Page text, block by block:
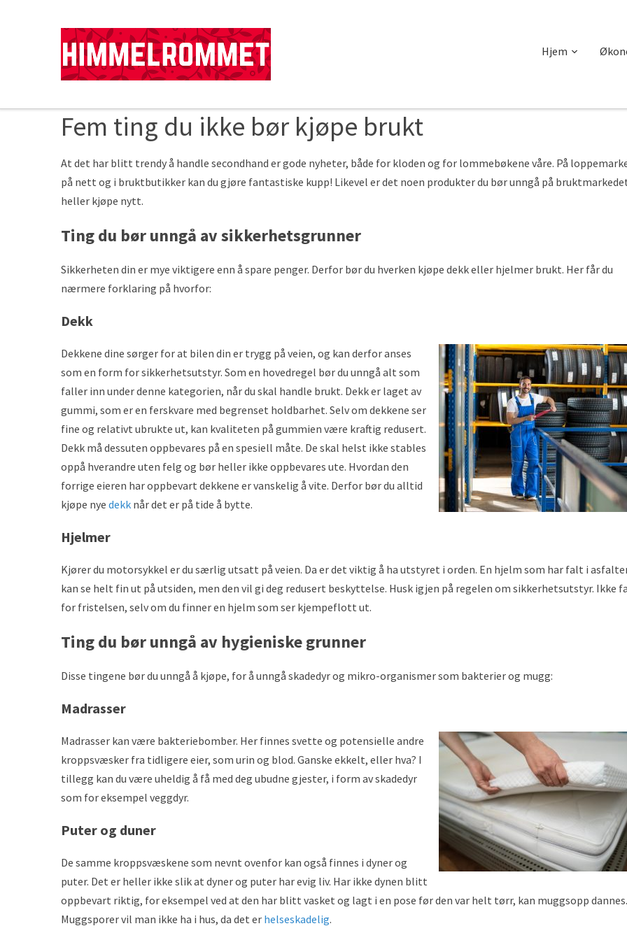
Hjem
Fem ting du ikke bør kjøpe brukt
At det har blitt trendy å handle secondhand er gode nyheter, både for kloden og for lommebøkene våre. På
på nett og i bruktbutikker kan du gjøre fantastiske kupp! Likevel er det noen produkter du bør unngå på
heller kjøpe nytt.
Ting du bør unngå av sikkerhetsgrunner
Sikkerheten din er mye viktigere enn å spare penger. Derfor bør du hverken kjøpe dekk eller hjelmer brukt. Her får du
nærmere forklaring på hvorfor:
Dekk
Dekkene dine sørger for at bilen din er trygg på veien, og kan derfor anses
som en form for sikkerhetsutstyr. Som en hovedregel bør du unngå alt som
faller inn under denne kategorien, når du skal handle brukt. Dekk er laget av
gummi, som er en ferskvare med begrenset holdbarhet. Selv om dekkene ser
fine og relativt ubrukte ut, kan kvaliteten på gummien være kraftig redusert.
Dekk må dessuten oppbevares på en spesiell måte. De skal helst ikke stables
oppå hverandre uten felg og bør heller ikke oppbevares ute. Hvordan den
forrige eieren har oppbevart dekkene er vanskelig å vite. Derfor bør du alltid
kjøpe nye dekk når det er på tide å bytte.
Hjelmer
Kjører du motorsykkel er du særlig utsatt på veien. Da er det viktig å ha utstyret i orden. En hjelm som har falt i
kan se helt fin ut på utsiden, men den vil gi deg redusert beskyttelse. Husk igjen på regelen om sikkerhetsutstyr. Ikke
for fristelsen, selv om du finner en hjelm som ser kjempeflott ut.
Ting du bør unngå av hygieniske grunner
Disse tingene bør du unngå å kjøpe, for å unngå skadedyr og mikro-organismer som bakterier og mugg:
Madrasser
Madrasser kan være bakteriebomber. Her finnes svette og potensielle andre
kroppsvæsker fra tidligere eier, som urin og blod. Ganske ekkelt, eller hva? I
tillegg kan du være uheldig å få med deg ubudne gjester, i form av skadedyr
som for eksempel veggdyr.
Puter og duner
De samme kroppsvæskene som nevnt ovenfor kan også finnes i dyner og
puter. Det er heller ikke slik at dyner og puter har evig liv. Har ikke dynen blitt
oppbevart riktig, for eksempel ved at den har blitt vasket og lagt i en pose før den var helt tørr, kan muggsopp dannes.
Muggsporer vil man ikke ha i hus, da det er helseskadelig.